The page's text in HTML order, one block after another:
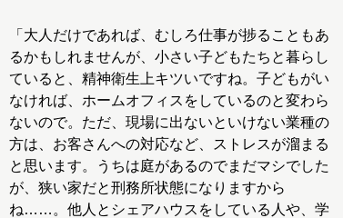
「大人だけであれば、むしろ仕事が捗ることもあ
るかもしれませんが、小さい子どもたちと暮らし
ていると、精神衛生上キツいですね。子どもがい
なければ、ホームオフィスをしているのと変わら
ないので。ただ、現場に出ないといけない業種の
方は、お客さんへの対応など、ストレスが溜まる
と思います。うちは庭があるのでまだマシでした
が、狭い家だと刑務所状態になりますから
ね……。他人とシェアハウスをしている人や、学